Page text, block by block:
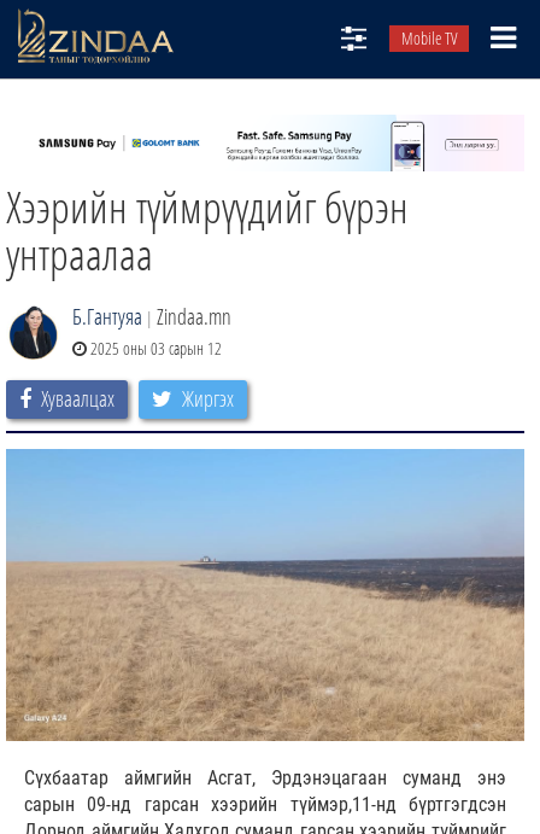
Mobile TV
ТВ8
ӨГЛӨӨНИЙ СОНИН
АУДИО ЗОХИОЛ
ЗИНДАА СЭТГҮҮЛ
Хээрийн түймрүүдийг бүрэн
унтраалаа
Б.Гантуяа | Zindaa.mn
2025 оны 03 сарын 12
Хуваалцах Жиргэх
Сүхбаатар аймгийн Асгат, Эрдэнэцагаан суманд энэ
сарын 09-нд гарсан хээрийн түймэр,11-нд бүртгэгдсэн